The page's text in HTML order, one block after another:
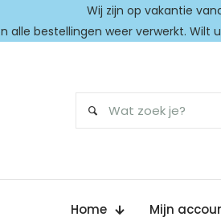
Wij zijn op vakantie
alle bestellingen weer verwerkt.
Home Mijn